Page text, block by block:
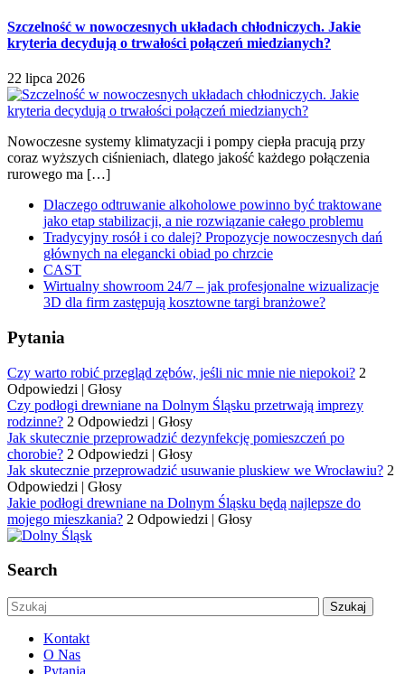
Szczelność w nowoczesnych układach chłodniczych. Jakie
kryteria decydują o trwałości połączeń miedzianych?
22 lipca 2026
Nowoczesne systemy klimatyzacji i pompy ciepła pracują przy
coraz wyższych ciśnieniach, dlatego jakość każdego połączenia
rurowego ma […]
Dlaczego odtruwanie alkoholowe powinno być traktowane
jako etap stabilizacji, a nie rozwiązanie całego problemu
Tradycyjny rosół i co dalej? Propozycje nowoczesnych dań
głównych na elegancki obiad po chrzcie
CAST
Wirtualny showroom 24/7 – jak profesjonalne wizualizacje
3D dla firm zastępują kosztowne targi branżowe?
Pytania
Czy warto robić przegląd zębów, jeśli nic mnie nie niepokoi? 2
Odpowiedzi | Głosy
Czy podłogi drewniane na Dolnym Śląsku przetrwają imprezy
rodzinne? 2 Odpowiedzi | Głosy
Jak skutecznie przeprowadzić dezynfekcję pomieszczeń po
chorobie? 2 Odpowiedzi | Głosy
Jak skutecznie przeprowadzić usuwanie pluskiew we Wrocławiu? 2
Odpowiedzi | Głosy
Jakie podłogi drewniane na Dolnym Śląsku będą najlepsze do
mojego mieszkania? 2 Odpowiedzi | Głosy
Search
Kontakt
O Nas
Pytania